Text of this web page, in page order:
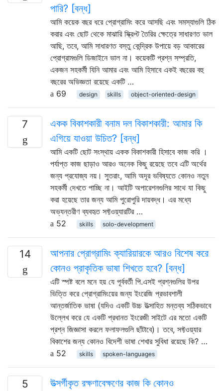
পারি? [বন্ধ]
আমি কয়েক বছর ধরে প্রোগ্রামিং করে আসছি এবং সমস্যাগুলি ঠিক
করার এবং ছোট থেকে মাঝারি স্ক্রিপ্ট তৈরির ক্ষেত্রে সাধারণত ভাল
আছি, তবে, আমি সাধারণত বস্তু কেন্দ্রিক উপায়ে বড় আকারের
প্রোগ্রামগুলি ডিজাইনে ভাল না। কয়েকটি প্রশ্ন সম্প্রতি,
একজন সহকর্মী যিনি আমার এবং আমি হিসাবে একই বছরের বহু
বছরের অভিজ্ঞতা রয়েছে একটি …
69
design skills object-oriented-design
7
একক বিকাশকারী বনাম দল বিকাশকারী: আমার কি
এগিয়ে যাওয়া উচিত? [বন্ধ]
আমি একটি ছোট সংস্থায় একক বিকাশকারী হিসাবে কাজ করি ।
পর্যাপ্ত কাজ ছাড়াও আরও অনেক কিছু রয়েছে তবে এটি অর্থের
জন্য প্রযোজ্য নয়। সুতরাং, আমি অদূর ভবিষ্যতে কোনও নতুন
সহকর্মী দেখতে পাচ্ছি না। আইটি অপারেশনগুলির সাথে যা কিছু
করা হয়েছে তার জন্য আমি পুরোপুরি দায়বদ্ধ। এর মধ্যে
অভ্যন্তরীণ ব্যবহৃত সফ্টওয়্যারটির …
52
skills solo-development
14
আপনার প্রোগ্রামিং ক্যারিয়ারকে আরও বিশেষ করে
কোনও প্রাকৃতিক ভাষা শিখতে হবে? [বন্ধ]
এটি স্পষ্ট বলে মনে হয় যে পূর্ববর্তী পি.এসই প্রশ্নগুলির উপর
ভিত্তি করে প্রোগ্রামিংয়ের জন্য ইংরেজি প্রভাবশালী
আন্তর্জাতিক ভাষা (যদিও একটি উচ্চ উত্সাহিত মন্তব্য সঠিকভাবে
উল্লেখ করে যে একটি প্রধানত ইংরেজী সাইটে এর মতো একটি
প্রশ্ন জিজ্ঞাসা করলে ফলাফলগুলি ছাঁটাবে)। তবে, সফ্টওয়্যার
বিকাশের জন্য কোনও বিদেশী ভাষা শেখার সুবিধা রয়েছে কি? …
52
skills spoken-languages
5
উত্সর্গীকৃত রক্ষণাবেক্ষণের কাজ কি কোনও